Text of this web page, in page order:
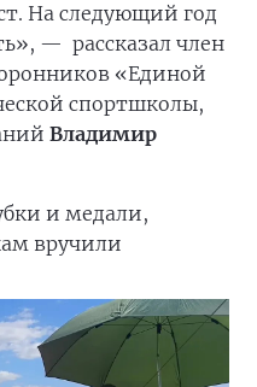
На следующий год
— рассказал член
«Единой
спортшколы,
Владимир
и медали,
вручили